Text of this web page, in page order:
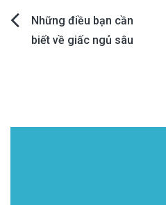
Post
navigation
Những điều bạn cần
biết về giấc ngủ sâu